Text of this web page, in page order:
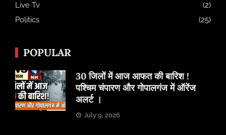
Live Tv
(2)
Politics
(25)
POPULAR
30 जिलों में आज आफत की बारिश !
पश्चिम चंपारण और गोपालगंज में ऑरेंज
अलर्ट ।
July 9, 2026